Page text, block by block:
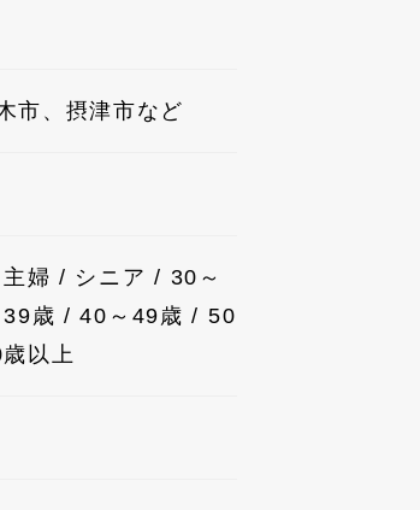
市、摂津市など
婦 / シニア / 30～
歳 / 40～49歳 / 50
以上